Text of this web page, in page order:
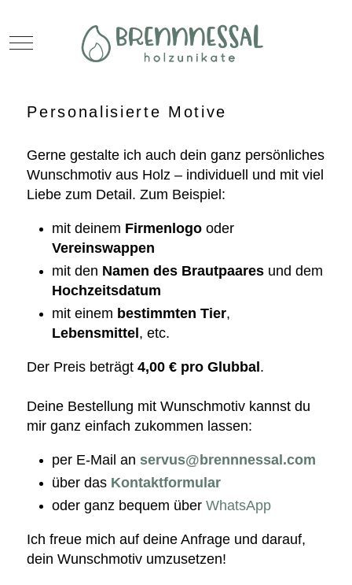
Mobile Menu Toggle
Personalisierte Motive
Gerne gestalte ich auch dein ganz persönliches
Wunschmotiv aus Holz – individuell und mit viel
Liebe zum Detail.Zum Beispiel:
mit deinem Firmenlogo oder
Vereinswappen
mit den Namen des Brautpaares und dem
Hochzeitsdatum
mit einem bestimmten Tier,
Lebensmittel , etc.
Der Preis beträgt4,00 € pro Glubbal .
Deine Bestellung mit Wunschmotiv kannst du
mir ganz einfach zukommen lassen:
per E-Mail anservus@brennnessal.com
über das Kontaktformular
oder ganz bequem überWhatsApp
Ich freue mich auf deine Anfrage und darauf,
dein Wunschmotiv umzusetzen!